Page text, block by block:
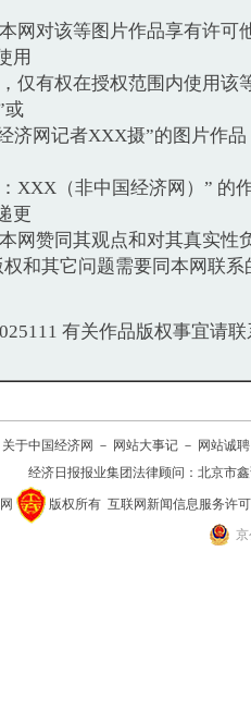
网对该等图片作品享有许可
用
仅有权在授权范围内使用该
或
网记者XXX摄”的图片作品
XXX（非中国经济网）” 的
更
网赞同其观点和对其真实性
和其它问题需要同本网联系
有关作品版权事宜请联
关于中国经济网 － 网站大事记 － 网站诚聘
经济日报报业集团法律顾问： 北京市
版权所有 互联网新闻信息服务许可
京